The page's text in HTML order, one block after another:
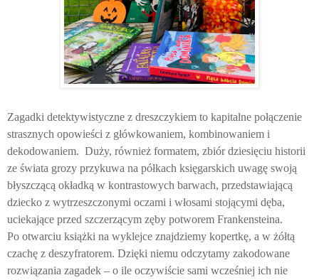
Zagadki detektywistyczne z dreszczykiem to kapitalne połączenie
strasznych opowieści z główkowaniem, kombinowaniem i
dekodowaniem. Duży, również formatem, zbiór dziesięciu historii
ze świata grozy przykuwa na półkach księgarskich uwagę swoją
błyszczącą okładką w kontrastowych barwach, przedstawiającą
dziecko z wytrzeszczonymi oczami i włosami stojącymi dęba,
uciekające przed szczerzącym zęby potworem Frankensteina.
Po otwarciu książki na wyklejce znajdziemy kopertkę, a w żółtą
czachę z deszyfratorem. Dzięki niemu odczytamy zakodowane
rozwiązania zagadek – o ile oczywiście sami wcześniej ich nie